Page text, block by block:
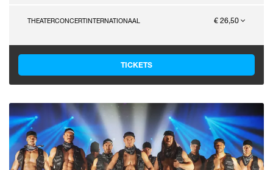
THEATERCONCERT INTERNATIONAAL € 26,50
TICKETS